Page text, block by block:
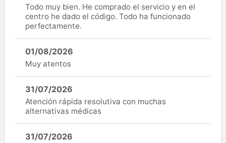
Todo muy bien. He comprado el servicio y en el
centro he dado el código. Todo ha funcionado
perfectamente.
01/08/2026
Muy atentos
31/07/2026
Atención rápida resolutiva con muchas
alternativas médicas
31/07/2026